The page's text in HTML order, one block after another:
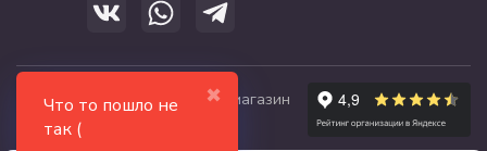
✖
Что то пошло не
так (
© 2017-2026 zooshop21.ru - магазин
зоотоваров в Чебоксарах